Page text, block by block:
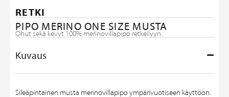
RETKI
PIPO MERINO ONE SIZE MUSTA
Ohut sekä kevyt 100% merinovillapipo retkeilyyn.
Kuvaus
Sileäpintainen musta merinovillapipo ympärivuotiseen käyttöön.